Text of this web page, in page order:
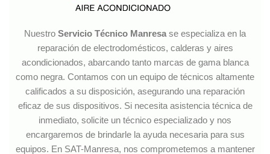
Nuestro Servicio Técnico Manresa se especializa en la
reparación de electrodomésticos, calderas y aires
acondicionados, abarcando tanto marcas de gama blanca
como negra. Contamos con un equipo de técnicos altamente
calificados a su disposición, asegurando una reparación
eficaz de sus dispositivos. Si necesita asistencia técnica de
inmediato, solicite un técnico especializado y nos
encargaremos de brindarle la ayuda necesaria para sus
equipos. En SAT-Manresa, nos comprometemos a mantener